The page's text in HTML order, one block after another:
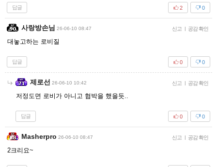
답글 0
2
사랑방손님 26-06-10 08:47 신고 | 공감 확인
대놓고하는 로비질
답글 0
0
제로선 26-06-10 10:42 신고 | 공감 확인
저정도면 로비가 아니고 협박을 했을듯..
답글 0
0
Masherpro 26-06-10 08:47 신고 | 공감 확인
2크리요~